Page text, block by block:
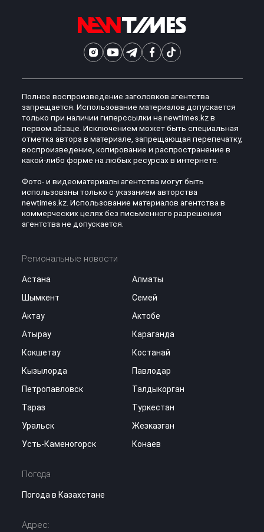
Полное воспроизведение заголовков агентства
запрещается. Использование материалов допускается
только при наличии гиперссылки на newtimes.kz в
первом абзаце. Исключением может быть специальная
отметка автора в материале, запрещающая перепечатку,
воспроизведение, копирование и распространение в
какой-либо форме на любых ресурсах в интернете.
Фото- и видеоматериалы агентства могут быть
использованы только с указанием авторства
newtimes.kz. Использование материалов агентства в
коммерческих целях без письменного разрешения
агентства не допускается.
Региональные новости
Астана
Алматы
Шымкент
Семей
Актау
Актобе
Атырау
Караганда
Кокшетау
Костанай
Кызылорда
Павлодар
Петропавловск
Талдыкорган
Тараз
Туркестан
Уральск
Жезказган
Усть-Каменогорск
Конаев
Погода
Погода в Казахстане
Адрес: